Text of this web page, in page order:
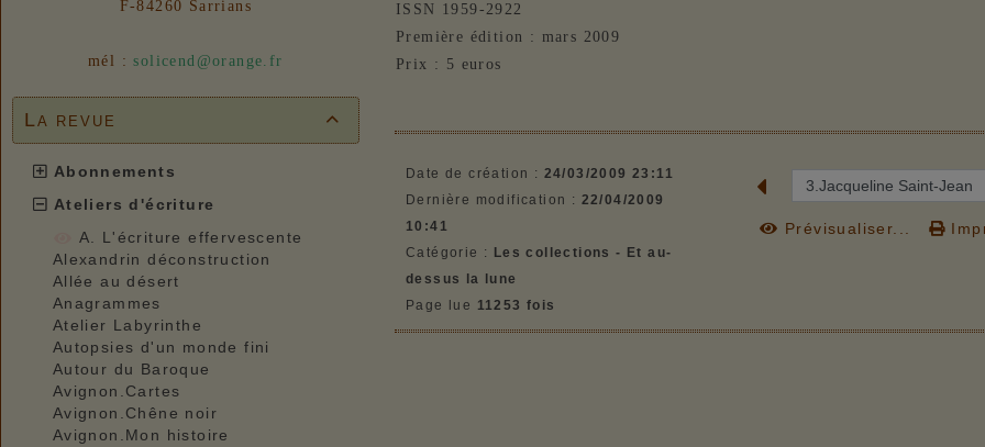
F-84260 Sarrians
mél :solicend@orange.fr

La revue
Abonnements
Ateliers d'écriture
A. L'écriture effervescente
Alexandrin déconstruction
Allée au désert
Anagrammes
Atelier Labyrinthe
Autopsies d'un monde fini
Autour du Baroque
Avignon.Cartes
Avignon.Chêne noir
Avignon.Mon histoire
ISSN 1959-2922
Première édition : mars 2009
Prix : 5 euros
Date de création : 24/03/2009 23:11
Dernière modification : 22/04/2009
10:41
Catégorie : Les collections - Et au-
dessus la lune
Page lue
11253 fois
Prévisualiser...